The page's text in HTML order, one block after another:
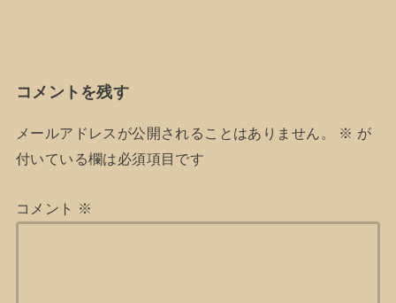
コメントを残す
メールアドレスが公開されることはありません。 ※ が
付いている欄は必須項目です
コメント ※